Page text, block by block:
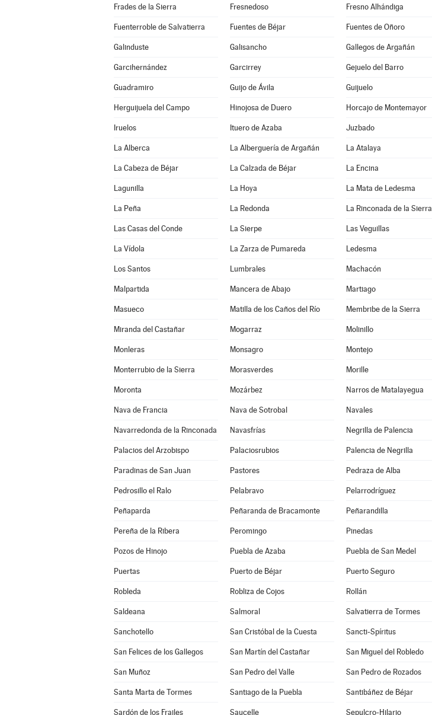
Frades de la Sierra Fresnedoso Fresno Alhándiga
Fuenterroble de Salvatierra Fuentes de Béjar Fuentes de Oñoro
Galinduste Galisancho Gallegos de Argañán
Garcihernández Garcirrey Gejuelo del Barro
Guadramiro Guijo de Ávila Guijuelo
Herguijuela del Campo Hinojosa de Duero Horcajo de Montemayor
Iruelos Ituero de Azaba Juzbado
La Alberca La Alberguería de Argañán La Atalaya
La Cabeza de Béjar La Calzada de Béjar La Encina
Lagunilla La Hoya La Mata de Ledesma
La Peña La Redonda La Rinconada de la Sierra
Las Casas del Conde La Sierpe Las Veguillas
La Vídola La Zarza de Pumareda Ledesma
Los Santos Lumbrales Machacón
Malpartida Mancera de Abajo Martiago
Masueco Matilla de los Caños del Río Membribe de la Sierra
Miranda del Castañar Mogarraz Molinillo
Monleras Monsagro Montejo
Monterrubio de la Sierra Morasverdes Morille
Moronta Mozárbez Narros de Matalayegua
Nava de Francia Nava de Sotrobal Navales
Navarredonda de la Rinconada Navasfrías Negrilla de Palencia
Palacios del Arzobispo Palaciosrubios Palencia de Negrilla
Paradinas de San Juan Pastores Pedraza de Alba
Pedrosillo el Ralo Pelabravo Pelarrodríguez
Peñaparda Peñaranda de Bracamonte Peñarandilla
Pereña de la Ribera Peromingo Pinedas
Pozos de Hinojo Puebla de Azaba Puebla de San Medel
Puertas Puerto de Béjar Puerto Seguro
Robleda Robliza de Cojos Rollán
Saldeana Salmoral Salvatierra de Tormes
Sanchotello San Cristóbal de la Cuesta Sancti-Spíritus
San Felices de los Gallegos San Martín del Castañar San Miguel del Robledo
San Muñoz San Pedro del Valle San Pedro de Rozados
Santa Marta de Tormes Santiago de la Puebla Santibáñez de Béjar
Sardón de los Frailes Saucelle Sepulcro-Hilario